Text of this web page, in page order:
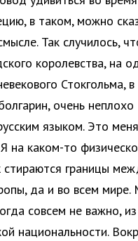
в таком, можно
Так случилось,
королевства, на
Стокгольма,
очень неплохо
языком. Это
на каком-то
стираются границы
да и во всем
совсем не важно,
национальности.